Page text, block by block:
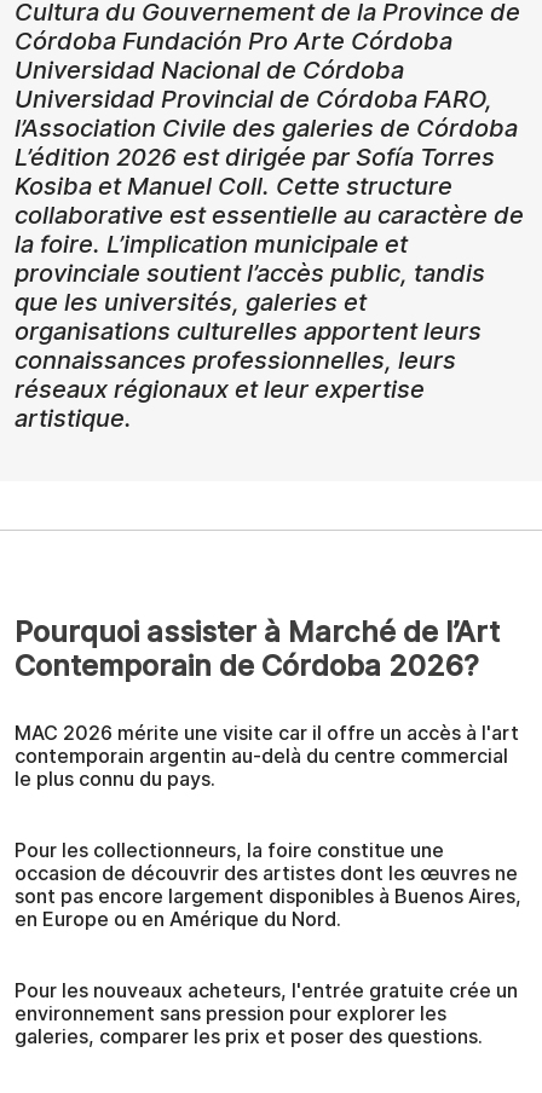
Cultura du Gouvernement de la Province de
Córdoba Fundación Pro Arte Córdoba
Universidad Nacional de Córdoba
Universidad Provincial de Córdoba FARO,
l’Association Civile des galeries de Córdoba
L’édition 2026 est dirigée par Sofía Torres
Kosiba et Manuel Coll. Cette structure
collaborative est essentielle au caractère de
la foire. L’implication municipale et
provinciale soutient l’accès public, tandis
que les universités, galeries et
organisations culturelles apportent leurs
connaissances professionnelles, leurs
réseaux régionaux et leur expertise
artistique.
Pourquoi assister à Marché de l’Art
Contemporain de Córdoba 2026?
MAC 2026 mérite une visite car il offre un accès à l'art
contemporain argentin au-delà du centre commercial
le plus connu du pays.
Pour les collectionneurs, la foire constitue une
occasion de découvrir des artistes dont les œuvres ne
sont pas encore largement disponibles à Buenos Aires,
en Europe ou en Amérique du Nord.
Pour les nouveaux acheteurs, l'entrée gratuite crée un
environnement sans pression pour explorer les
galeries, comparer les prix et poser des questions.